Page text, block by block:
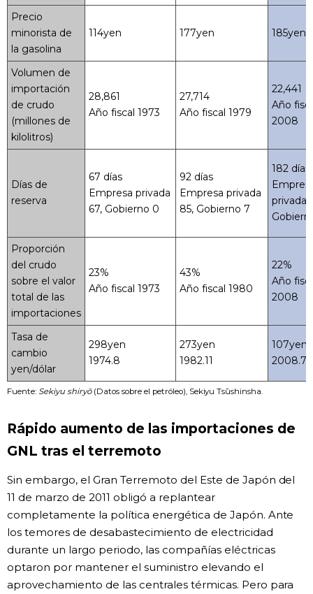
Precio
minorista de
la gasolina
114yen 177yen 185yen
Volumen de
importación
de crudo
(millones de
kilolitros)
28,861
Año fiscal 1973
27,714
Año fiscal 1979
22,441
Año
2008
Días de
reserva
67 días
Empresa privada
67, Gobierno 0
92 días
Empresa privada
85, Gobierno 7
182 días
privada
Proporción
del crudo
sobre el valor
total de las
importaciones
23%
Año fiscal 1973
43%
Año fiscal 1980
22%
Año
2008
Tasa de
cambio
yen/dólar
298yen
1974.8
273yen
1982.11
107yen
2008.7
Fuente:Sekiyu shiryō(Datos sobre el petróleo), Sekiyu Tsūshinsha.
Rápido aumento de las importaciones de
GNL tras el terremoto
Sin embargo, el Gran Terremoto del Este de Japón del
11 de marzo de 2011 obligó a replantear
completamente la política energética de Japón. Ante
los temores de desabastecimiento de electricidad
durante un largo periodo, las compañías eléctricas
optaron por mantener el suministro elevando el
aprovechamiento de las centrales térmicas. Pero para